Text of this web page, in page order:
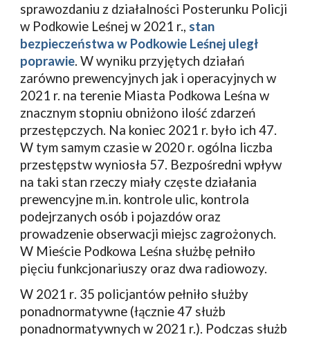
sprawozdaniu z działalności Posterunku Policji
w Podkowie Leśnej w 2021 r., stan
bezpieczeństwa w Podkowie Leśnej uległ
poprawie. W wyniku przyjętych działań
zarówno prewencyjnych jak i operacyjnych w
2021 r. na terenie Miasta Podkowa Leśna w
znacznym stopniu obniżono ilość zdarzeń
przestępczych. Na koniec 2021 r. było ich 47.
W tym samym czasie w 2020 r. ogólna liczba
przestępstw wyniosła 57. Bezpośredni wpływ
na taki stan rzeczy miały częste działania
prewencyjne m.in. kontrole ulic, kontrola
podejrzanych osób i pojazdów oraz
prowadzenie obserwacji miejsc zagrożonych
W Mieście Podkowa Leśna służbę pełniło
pięciu funkcjonariuszy oraz dwa radiowozy.
W 2021 r. 35 policjantów pełniło służby
ponadnormatywne (łącznie 47 służb
ponadnormatywnych w 2021 r.). Podczas służb